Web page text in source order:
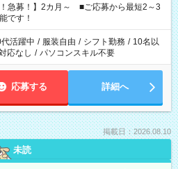
教えてくださいね。 ※Wワーク希望
で希望する勤務時間と、もう1つのお仕事
40時間を超える場合は応募できません。
！急募！】2カ月～ ■ご応募から最短2～3
です！
活躍中 / 服装自由 / シフト勤務 / 10名以
応なし / パソコンスキル不要
応募する 詳細へ
掲載日：2026.08.10
未読